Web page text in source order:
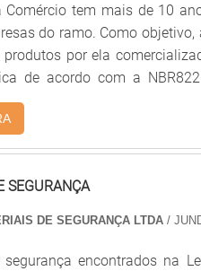
Comércio tem mais de 10
do ramo. Como
por ela
de acordo com a
tem polietileno de
e calha semicircular;
SEGURANÇA
DE SEGURANÇA LTDA /
segurança encontrados na